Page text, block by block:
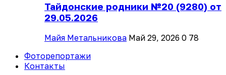
Тайдонские родники №20 (9280) от
29.05.2026
Майя Метальникова Май 29, 2026 0 78
Фоторепортажи
Контакты